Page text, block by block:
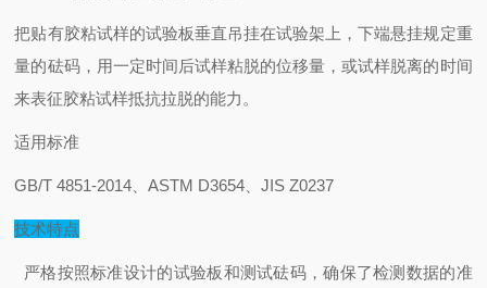
把贴有胶粘试样的试验板垂直吊挂在试验架上，下端悬挂规定重
量的砝码，用一定时间后试样粘脱的位移量，或试样脱离的时间
来表征胶粘试样抵抗拉脱的能力。
适用标准
GB/T 4851-2014 、ASTM D3654、JIS Z0237
技术特点
严格按照标准设计的试验板和测试砝码，确保了检测数据的准